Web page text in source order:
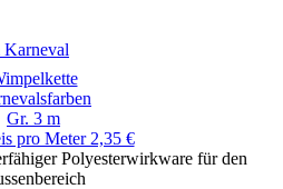
Gr. 3 m
pro Meter 2,35 €
Polyesterwirkware für den